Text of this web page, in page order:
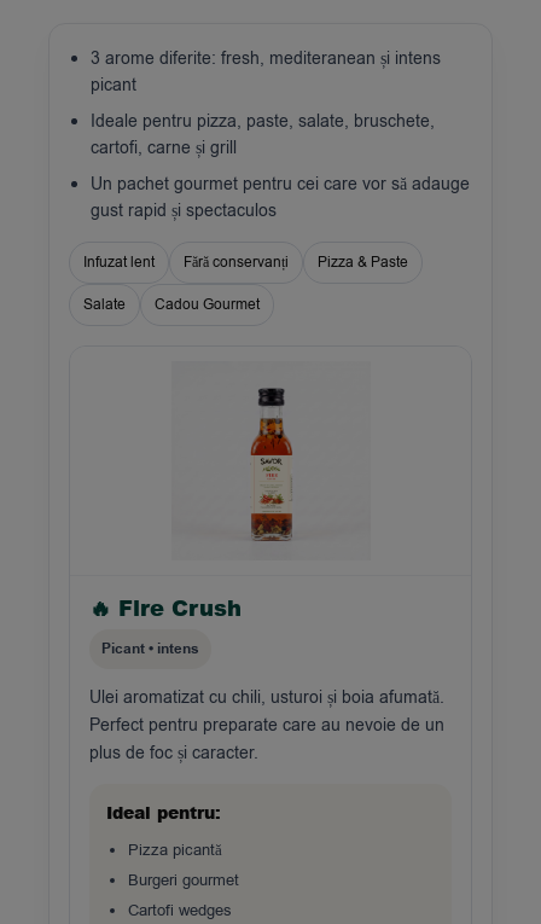
3 arome diferite: fresh, mediteranean și intens
picant
Ideale pentru pizza, paste, salate, bruschete,
cartofi, carne și grill
Un pachet gourmet pentru cei care vor să adauge
gust rapid și spectaculos
Infuzat lent Fără conservanți Pizza & Paste
Salate Cadou Gourmet
🔥 Fire Crush
Picant • intens
Ulei aromatizat cu chili, usturoi și boia afumată.
Perfect pentru preparate care au nevoie de un
plus de foc și caracter.
Ideal pentru:
Pizza picantă
Burgeri gourmet
Cartofi wedges